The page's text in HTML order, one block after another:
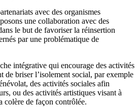
avec des organismes
une collaboration avec des
le but de favoriser la réinsertion
par une problématique de
intégrative qui encourage des activités
de briser l’isolement social, par exemple
des activités sociales afin
ou des activités artistiques visant à
colère de façon contrôlée.